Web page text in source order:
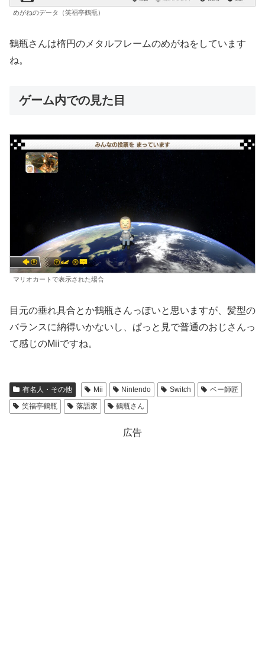
めがねのデータ（笑福亭鶴瓶）
鶴瓶さんは楕円のメタルフレームのめがねをしています
ね。
ゲーム内での見た目
マリオカートで表示された場合
目元の垂れ具合とか鶴瓶さんっぽいと思いますが、髪型の
バランスに納得いかないし、ぱっと見で普通のおじさんっ
て感じのMiiですね。
有名人・その他 Mii Nintendo Switch
ベー師匠
笑福亭鶴瓶
落語家 鶴瓶さん
広告